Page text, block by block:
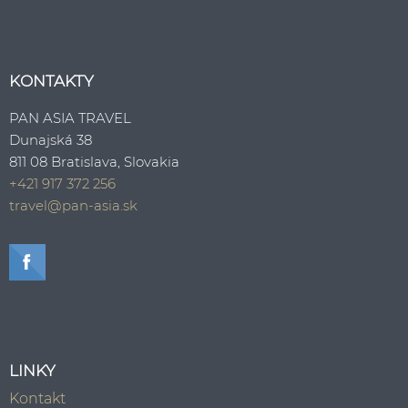
KONTAKTY
PAN ASIA TRAVEL
Dunajská 38
811 08 Bratislava, Slovakia
+421 917 372 256
travel@pan-asia.sk
LINKY
Kontakt